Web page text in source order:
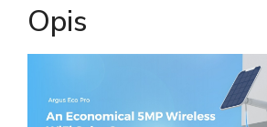
Opis